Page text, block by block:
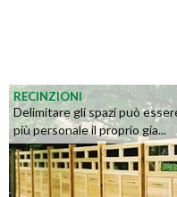
RECINZIONI
Delimitare gli spazi può
più personale il proprio gia...